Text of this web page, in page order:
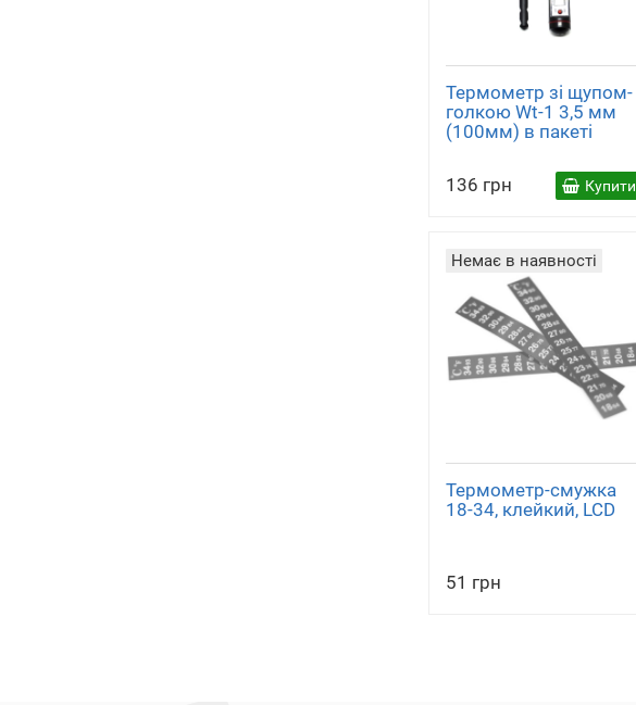
Термометр зі щупом-
голкою Wt-1 3,5 мм
(100мм) в пакеті
136 грн Купити
Немає в наявності
Термометр-смужка
18-34, клейкий, LCD
51 грн